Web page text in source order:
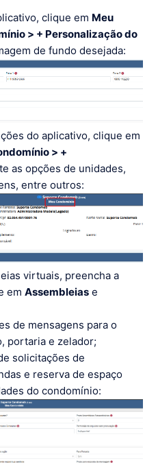
clique em Meu
> + Personalização do
de fundo desejada:
do aplicativo, clique em
> +
as opções de unidades,
entre outros:
virtuais, preencha a
emAssembleias e
de mensagens para o
portaria e zelador;
solicitações de
e reserva de espaço
do condomínio: